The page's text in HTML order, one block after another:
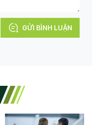
GỬI BÌNH LUẬN